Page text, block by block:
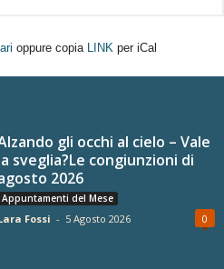
oppure copia LINK per iCal
gli occhi al cielo – Vale
sveglia?Le congiunzioni di
2026
Appuntamenti del Mese
Fossi - 5 Agosto 2026 0